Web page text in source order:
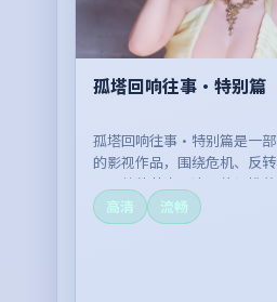
孤塔回响往事·特别篇
孤塔回响往事·特别篇是一
的影视作品，围绕危机、反
开，整体节奏紧凑，值得推荐
高清
流畅